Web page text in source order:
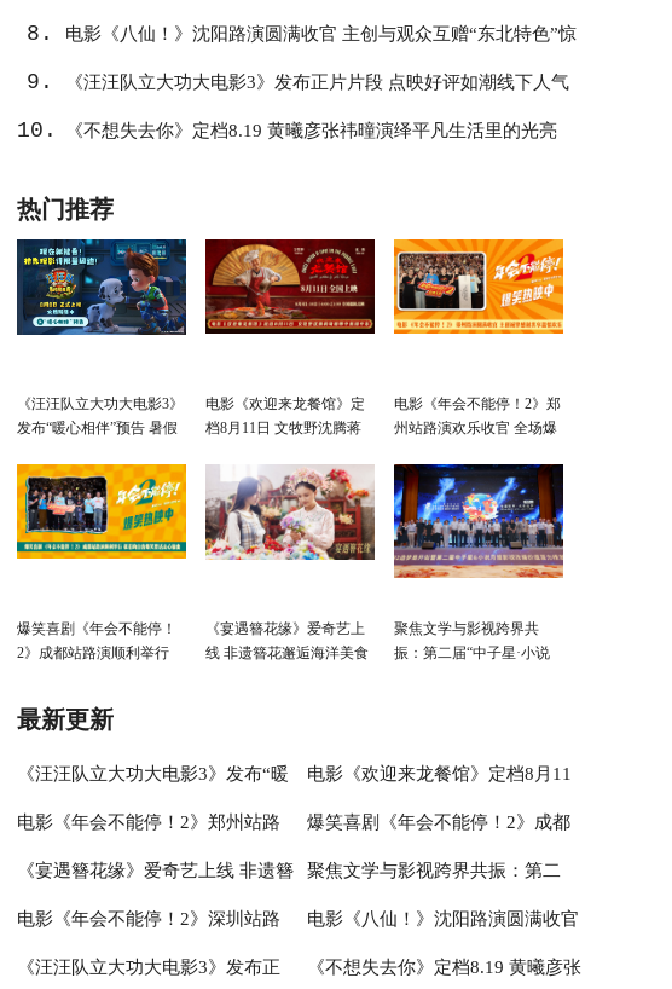
幕后创作
8. 电影《八仙！》沈阳路演圆满收官 主创与观众互赠“东北特色”惊
喜
9. 《汪汪队立大功大电影3》发布正片片段 点映好评如潮线下人气
爆棚
10. 《不想失去你》定档8.19 黄曦彦张祎曈演绎平凡生活里的光亮
热门推荐
《汪汪队立大功大电影3》
发布“暖心相伴”预告 暑假
电影《欢迎来龙餐馆》定
档8月11日 文牧野沈腾蒋
电影《年会不能停！2》郑
州站路演欢乐收官 全场爆
爆笑喜剧《年会不能停！
2》成都站路演顺利举行
《宴遇簪花缘》爱奇艺上
线 非遗簪花邂逅海洋美食
聚焦文学与影视跨界共
振：第二届“中子星·小说
最新更新
《汪汪队立大功大电影3》发布“暖
心相伴”预告 暑假亲子观影首选
电影《欢迎来龙餐馆》定档8月11
日 文牧野沈腾蒋奇明带中餐闯中东
电影《年会不能停！2》郑州站路
演欢乐收官 全场爆笑不停共鸣不止
爆笑喜剧《年会不能停！2》成都
站路演顺利举行 张若昀白客爆笑整
活走心输出
《宴遇簪花缘》爱奇艺上线 非遗簪
花邂逅海洋美食
聚焦文学与影视跨界共振：第二
届“中子星·小说月报影视改编价值
潜力榜”在盐城揭晓
电影《年会不能停！2》深圳站路
演笑声不断 主创解读分享更多幕后
电影《八仙！》沈阳路演圆满收官
主创与观众互赠“东北特色”惊喜
《汪汪队立大功大电影3》发布正 《不想失去你》定档8.19 黄曦彦张